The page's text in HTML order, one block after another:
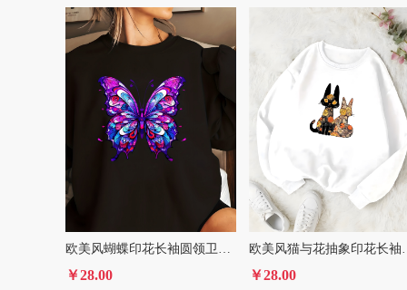
欧美风蝴蝶印花长袖圆领卫衣男女款
￥28.00
欧美风猫
￥28.00